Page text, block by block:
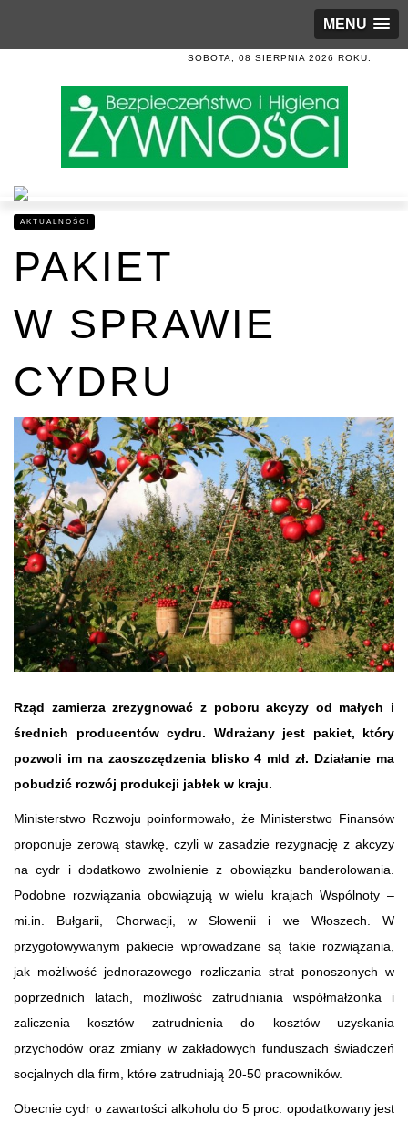
MENU
SOBOTA, 08 SIERPNIA 2026 ROKU.
AKTUALNOŚCI
PAKIET
W SPRAWIE
CYDRU
Rząd zamierza zrezygnować z poboru akcyzy od małych i
średnich producentów cydru. Wdrażany jest pakiet, który
pozwoli im na zaoszczędzenia blisko 4 mld zł. Działanie ma
pobudzić rozwój produkcji jabłek w kraju.
Ministerstwo Rozwoju poinformowało, że Ministerstwo Finansów
proponuje zerową stawkę, czyli w zasadzie rezygnację z akcyzy
na cydr i dodatkowo zwolnienie z obowiązku banderolowania.
Podobne rozwiązania obowiązują w wielu krajach Wspólnoty –
mi.in. Bułgarii, Chorwacji, w Słowenii i we Włoszech. W
przygotowywanym pakiecie wprowadzane są takie rozwiązania,
jak możliwość jednorazowego rozliczania strat ponoszonych w
poprzednich latach, możliwość zatrudniania współmałżonka i
zaliczenia kosztów zatrudnienia do kosztów uzyskania
przychodów oraz zmiany w zakładowych funduszach świadczeń
socjalnych dla firm, które zatrudniają 20-50 pracowników.
Obecnie cydr o zawartości alkoholu do 5 proc. opodatkowany jest